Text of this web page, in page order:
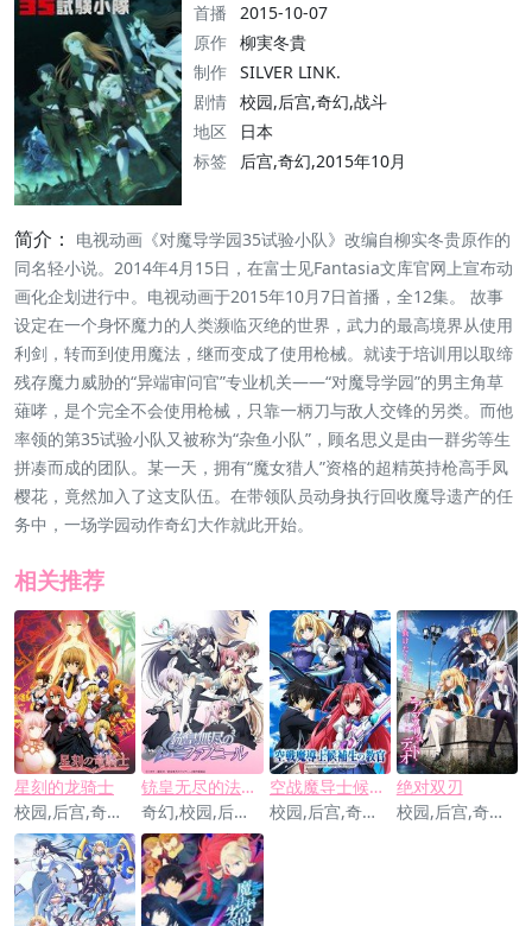
首播
2015-10-07
原作 柳実冬貴
制作 SILVER LINK.
剧情 校园,后宫,奇幻,战斗
地区
日本
标签
后宫,奇幻,2015年10月
简介：
电视动画《对魔导学园35试验小队》改编自柳实冬贵原作的
同名轻小说。2014年4月15日，在富士见Fantasia文库官网上宣布动
画化企划进行中。电视动画于2015年10月7日首播，全12集。 故事
设定在一个身怀魔力的人类濒临灭绝的世界，武力的最高境界从使用
利剑，转而到使用魔法，继而变成了使用枪械。就读于培训用以取缔
残存魔力威胁的“异端审问官”专业机关——“对魔导学园”的男主角草
薙哮，是个完全不会使用枪械，只靠一柄刀与敌人交锋的另类。而他
率领的第35试验小队又被称为“杂鱼小队”，顾名思义是由一群劣等生
拼凑而成的团队。某一天，拥有“魔女猎人”资格的超精英持枪高手凤
樱花，竟然加入了这支队伍。在带领队员动身执行回收魔导遗产的任
务中，一场学园动作奇幻大作就此开始。
相关推荐
星刻的龙骑士
校园,后宫,奇幻,战斗
铳皇无尽的法夫纳
奇幻,校园,后宫,战斗
空战魔导士候补生的教官
校园,后宫,奇幻,科幻,战斗
绝对双刃
校园,后宫,奇幻,战斗